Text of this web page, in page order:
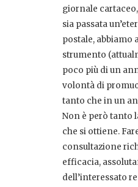
giornale
sia passata
postale,
strumento
poco più di un
volontà di
tanto che in un
Non è però tanto
che si ottiene.
consultazione
efficacia,
dell’interessato